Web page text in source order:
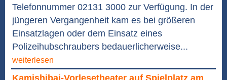
Telefonnummer 02131 3000 zur Verfügung. In der
jüngeren Vergangenheit kam es bei größeren
Einsatzlagen oder dem Einsatz eines
Polizeihubschraubers bedauerlicherweise...
weiterlesen